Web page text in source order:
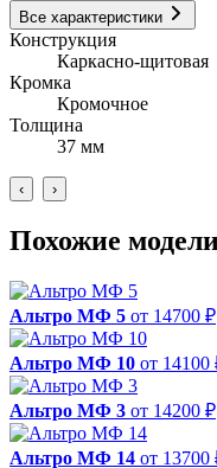
Все характеристики
Конструкция
Каркасно-щитовая
Кромка
Кромочное
Толщина
37 мм
‹ ›
Похожие
Альтро МФ 5 от 14700 ₽
Альтро МФ 10 от 14100
Альтро МФ 3 от 14200 ₽
Альтро МФ 14 от 13700